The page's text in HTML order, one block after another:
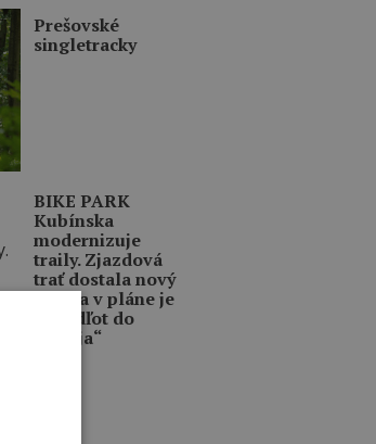
Prešovské
singletracky
BIKE PARK
Kubínska
modernizuje
traily. Zjazdová
trať dostala nový
život a v pláne je
aj „Odľot do
Dubaja“